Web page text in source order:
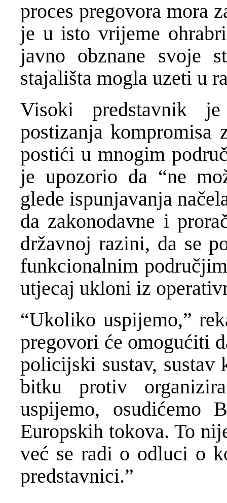
proces pregovora mora
je u isto vrijeme
javno obznane svoje
stajališta mogla uzeti u
Visoki predstavnik
postizanja
postići u mnogim
je upozorio da “ne
glede ispunjavanja
da zakonodavne i
državnoj razini, da se
funkcionalnim
utjecaj ukloni iz
“Ukoliko uspijemo,”
pregovori će omogućiti
policijski sustav,
bitku protiv
uspijemo, osudićemo
Europskih tokova. To
već se radi o odluci o
predstavnici.”